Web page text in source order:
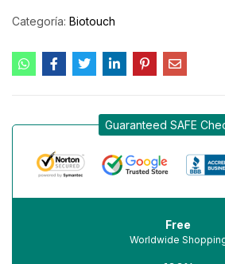
Categoría: Biotouch
Guaranteed SAFE
Free
Worldwide